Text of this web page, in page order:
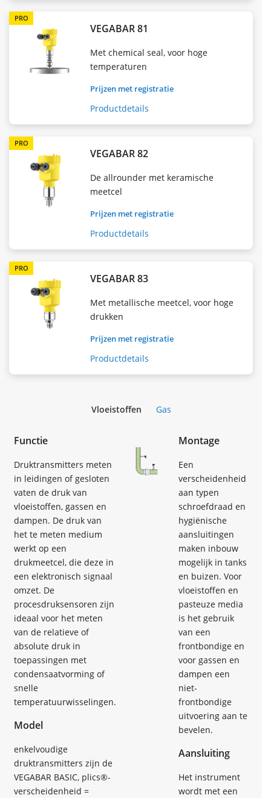
PRO
VEGABAR 81
Met chemical seal, voor hoge
temperaturen
Prijzen met registratie
Productdetails
PRO
VEGABAR 82
De allrounder met keramische
meetcel
Prijzen met registratie
Productdetails
PRO
VEGABAR 83
Met metallische meetcel, voor hoge
drukken
Prijzen met registratie
Productdetails
Vloeistoffen Gas
Functie
Druktransmitters meten
in leidingen of gesloten
vaten de druk van
vloeistoffen, gassen en
dampen. De druk van
het te meten medium
werkt op een
drukmeetcel, die deze in
een elektronisch signaal
omzet. De
procesdruksensoren zijn
ideaal voor het meten
van de relatieve of
absolute druk in
toepassingen met
condensaatvorming of
snelle
temperatuurwisselingen.
Model
enkelvoudige
druktransmitters zijn de
VEGABAR BASIC, plics®-
verscheidenheid =
Montage
Een
verscheidenheid
aan typen
schroefdraad en
hygiënische
aansluitingen
maken inbouw
mogelijk in tanks
en buizen. Voor
vloeistoffen en
pasteuze media
is het gebruik
van een
frontbondige en
voor gassen en
dampen een
niet-
frontbondige
uitvoering aan te
bevelen.
Aansluiting
Het instrument
wordt met een